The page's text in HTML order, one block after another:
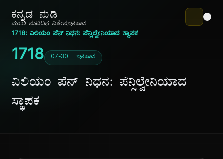
ಕನ್ನಡ ನುಡಿ
ಮುಖ ಪುಟದಿನ ವಿಶೇಷಇತಿಹಾಸ
1718: ವಿಲಿಯಂ ಪೆನ್ ನಿಧನ: ಪೆನ್ಸಿಲ್ವೇನಿಯಾದ ಸ್ಥಾಪಕ
1718 07-30 · ಇತಿಹಾಸ
ವಿಲಿಯಂ ಪೆನ್ ನಿಧನ: ಪೆನ್ಸಿಲ್ವೇನಿಯಾದ
ಸ್ಥಾಪಕ